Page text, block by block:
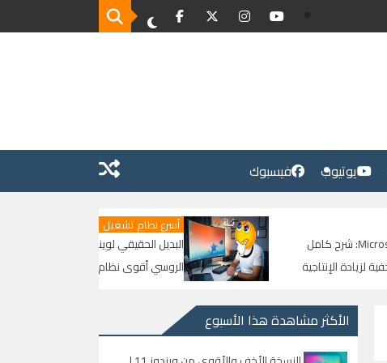
يوتيوب فيسبوك
أسرع نظام تشغيل
البديل الحقيقي لويندوز وصل | الوحش
الروسي أقوى نظام في العالم | شرح وتحميل
الأكثر مشاهدة هذا الأسبوع